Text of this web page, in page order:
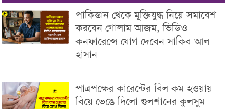
পাকিস্তান থেকে মুক্তিযুদ্ধ নিয়ে সমাবেশ
করবেন গোলাম আজম, ভিডিও
কনফারেন্সে যোগ দেবেন সাকিব আল
হাসান
পাত্রপক্ষের কারেন্টের বিল কম হওয়ায়
বিয়ে ভেঙে দিলো গুলশানের কুলসুম